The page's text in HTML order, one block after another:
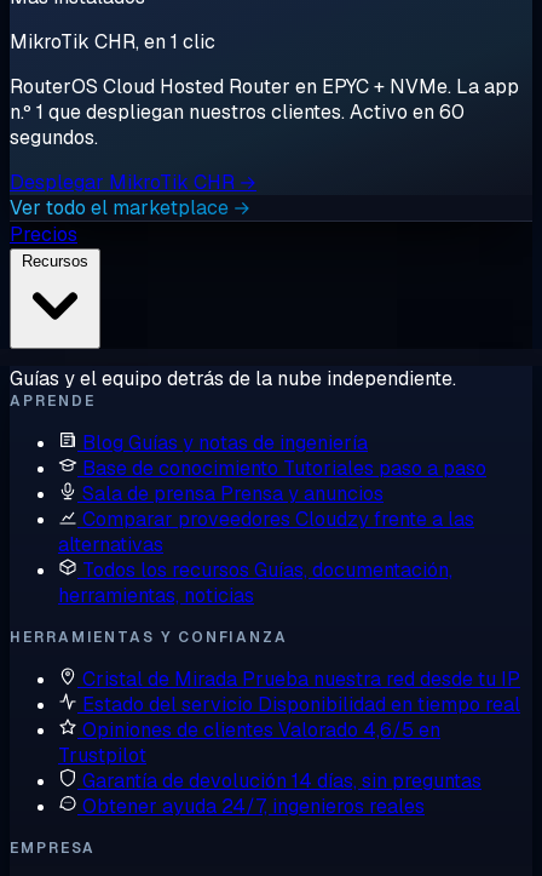
MikroTik CHR, en 1 clic
RouterOS Cloud Hosted Router en EPYC + NVMe. La app
n.º 1 que despliegan nuestros clientes. Activo en 60
segundos.
Desplegar MikroTik CHR →
Ver todo el marketplace →
Precios
Guías y el equipo detrás de la nube independiente.
APRENDE
Blog Guías y notas de ingeniería
Base de conocimiento Tutoriales paso a paso
Sala de prensa Prensa y anuncios
Comparar proveedores Cloudzy frente a las
alternativas
Todos los recursos Guías, documentación,
herramientas, noticias
HERRAMIENTAS Y CONFIANZA
Cristal de Mirada Prueba nuestra red desde tu IP
Estado del servicio Disponibilidad en tiempo real
Opiniones de clientes Valorado 4,6/5 en
Trustpilot
Garantía de devolución 14 días, sin preguntas
Obtener ayuda 24/7, ingenieros reales
EMPRESA